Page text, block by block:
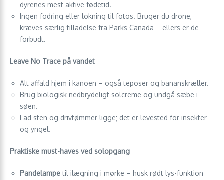
dyrenes mest aktive fødetid.
Ingen fodring eller lokning til fotos. Bruger du drone,
kræves særlig tilladelse fra Parks Canada – ellers er de
forbudt.
Leave No Trace på vandet
Alt affald hjem i kanoen – også teposer og bananskræller.
Brug biologisk nedbrydeligt solcreme og undgå sæbe i
søen.
Lad sten og drivtømmer ligge; det er levested for insekter
og yngel.
Praktiske must-haves ved solopgang
Pandelampetil ilægning i mørke – husk rødt lys-funktion